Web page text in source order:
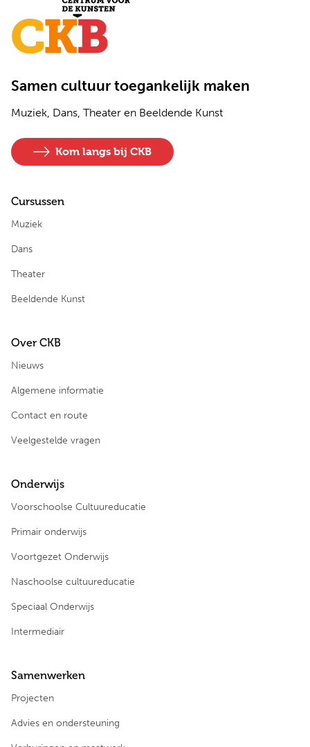
Samen cultuur toegankelijk maken
Muziek, Dans, Theater en Beeldende Kunst
Kom langs bij CKB
Cursussen
Muziek
Dans
Theater
Beeldende Kunst
Over CKB
Nieuws
Algemene informatie
Contact en route
Veelgestelde vragen
Onderwijs
Voorschoolse Cultuureducatie
Primair onderwijs
Voortgezet Onderwijs
Naschoolse cultuureducatie
Speciaal Onderwijs
Intermediair
Samenwerken
Projecten
Advies en ondersteuning